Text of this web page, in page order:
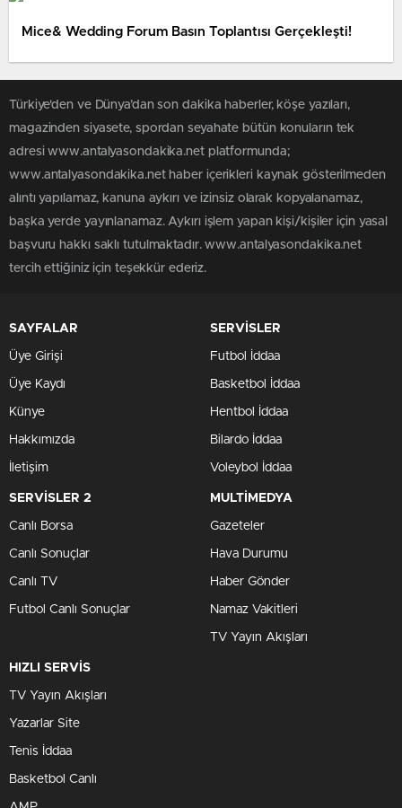
Mice& Wedding Forum Basın Toplantısı Gerçekleşti!
Türkiye'den ve Dünya’dan son dakika haberler, köşe yazıları,
magazinden siyasete, spordan seyahate bütün konuların tek
adresi www.antalyasondakika.net platformunda;
www.antalyasondakika.net haber içerikleri kaynak gösterilmeden
alıntı yapılamaz, kanuna aykırı ve izinsiz olarak kopyalanamaz,
başka yerde yayınlanamaz. Aykırı işlem yapan kişi/kişiler için yasal
başvuru hakkı saklı tutulmaktadır. www.antalyasondakika.net
tercih ettiğiniz için teşekkür ederiz.
SAYFALAR
Üye Girişi
Üye Kaydı
Künye
Hakkımızda
İletişim
SERVİSLER
Futbol İddaa
Basketbol İddaa
Hentbol İddaa
Bilardo İddaa
Voleybol İddaa
SERVİSLER 2
Canlı Borsa
Canlı Sonuçlar
Canlı TV
Futbol Canlı Sonuçlar
MULTİMEDYA
Gazeteler
Hava Durumu
Haber Gönder
Namaz Vakitleri
TV Yayın Akışları
HIZLI SERVİS
TV Yayın Akışları
Yazarlar Site
Tenis İddaa
Basketbol Canlı